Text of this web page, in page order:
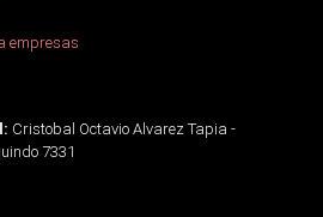
empresas
Cristobal Octavio Alvarez Tapia -
7331